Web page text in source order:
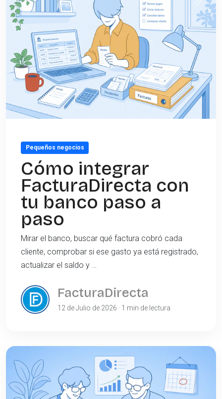
Pequeños negocios
Cómo integrar
FacturaDirecta con
tu banco paso a
paso
Mirar el banco, buscar qué factura cobró cada
cliente, comprobar si ese gasto ya está registrado,
actualizar el saldo y …
FacturaDirecta
12 de Julio de 2026 · 1 min de lectura